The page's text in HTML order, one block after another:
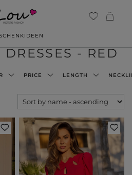
DRESSES - RED
PRICE LENGTH